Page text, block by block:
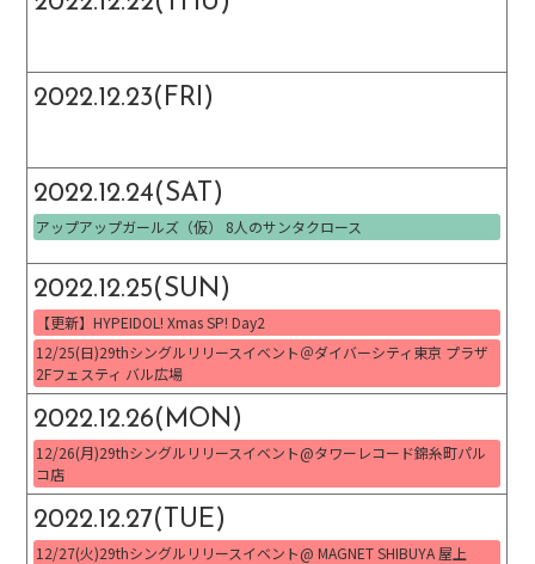
2022.12.23(FRI)
2022.12.24(SAT)
アップアップガールズ（仮） 8人のサンタクロース
2022.12.25(SUN)
【更新】HYPEIDOL! Xmas SP! Day2
12/25(日)29thシングルリリースイベント＠ダイバーシティ東京 プラザ
2Fフェスティ バル広場
2022.12.26(MON)
12/26(月)29thシングルリリースイベント@タワーレコード錦糸町パル
コ店
2022.12.27(TUE)
12/27(火)29thシングルリリースイベント@ MAGNET SHIBUYA 屋上